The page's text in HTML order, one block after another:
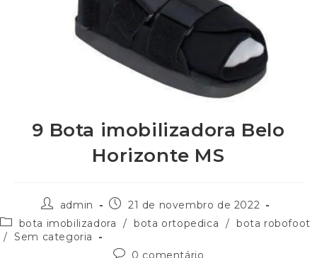
9 Bota imobilizadora Belo
Horizonte MS
admin
21 de novembro de 2022
bota imobilizadora
/ bota ortopedica / bota robofoot
/ Sem categoria
0 comentário